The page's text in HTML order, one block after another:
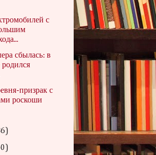
с
сбылась: в
родился
призрак с
роскоши